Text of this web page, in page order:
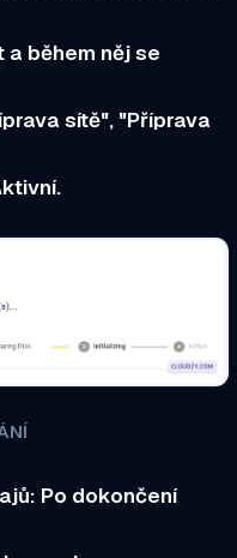
během něj se
sítě", "Příprava
Po dokončení